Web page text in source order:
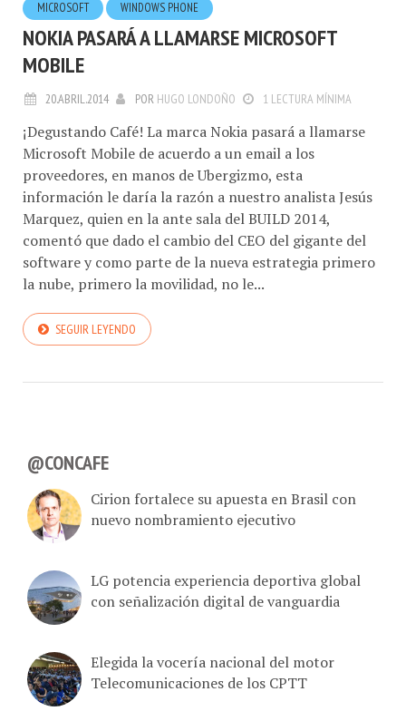
MICROSOFT WINDOWS PHONE
NOKIA PASARÁ A LLAMARSE MICROSOFT
MOBILE
20.ABRIL.2014 POR HUGO LONDOÑO 1 LECTURA MÍNIMA
¡Degustando Café! La marca Nokia pasará a llamarse
Microsoft Mobile de acuerdo a un email a los
proveedores, en manos de Ubergizmo, esta
información le daría la razón a nuestro analista Jesús
Marquez, quien en la ante sala del BUILD 2014,
comentó que dado el cambio del CEO del gigante del
software y como parte de la nueva estrategia primero
la nube, primero la movilidad, no le...
SEGUIR LEYENDO
@CONCAFE
Cirion fortalece su apuesta en Brasil con
nuevo nombramiento ejecutivo
LG potencia experiencia deportiva global
con señalización digital de vanguardia
Elegida la vocería nacional del motor
Telecomunicaciones de los CPTT